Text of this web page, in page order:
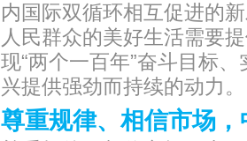
内国际双循环相互促进的
人民群众的美好生活需要
现“两个一百年”奋斗目标
兴提供强劲而持续的动力。
尊重规律、相信市场